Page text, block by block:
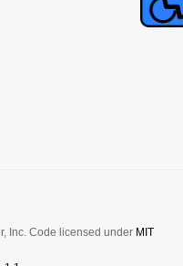
Inc. Code licensed under MIT